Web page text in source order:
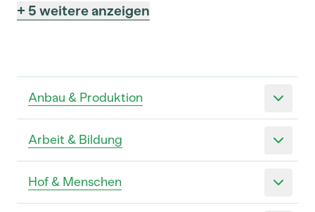
Anbau & Produktion
Arbeit & Bildung
Hof & Menschen
+ 5 weitere anzeigen